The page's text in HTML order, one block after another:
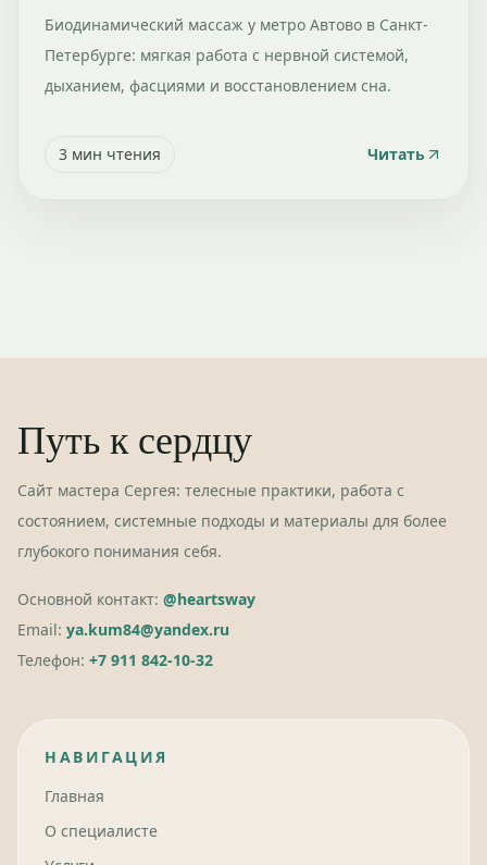
Биодинамический массаж у метро Автово в Санкт-
Петербурге: мягкая работа с нервной системой,
дыханием, фасциями и восстановлением сна.
3 мин чтения Читать
Путь к сердцу
Сайт мастера Сергея: телесные практики, работа с
состоянием, системные подходы и материалы для более
глубокого понимания себя.
Основной контакт: @heartsway
Email: ya.kum84@yandex.ru
Телефон: +7 911 842-10-32
НАВИГАЦИЯ
Главная
О специалисте